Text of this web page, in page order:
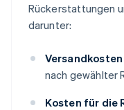
Rückerstattungen
darunter:
nach gewählter
Kosten für die